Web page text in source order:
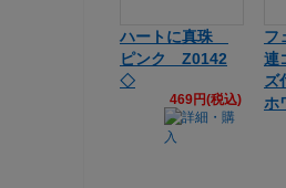
ハートに真珠
ピンク Z0142
◇
469円(税込)
フ
連
ホ